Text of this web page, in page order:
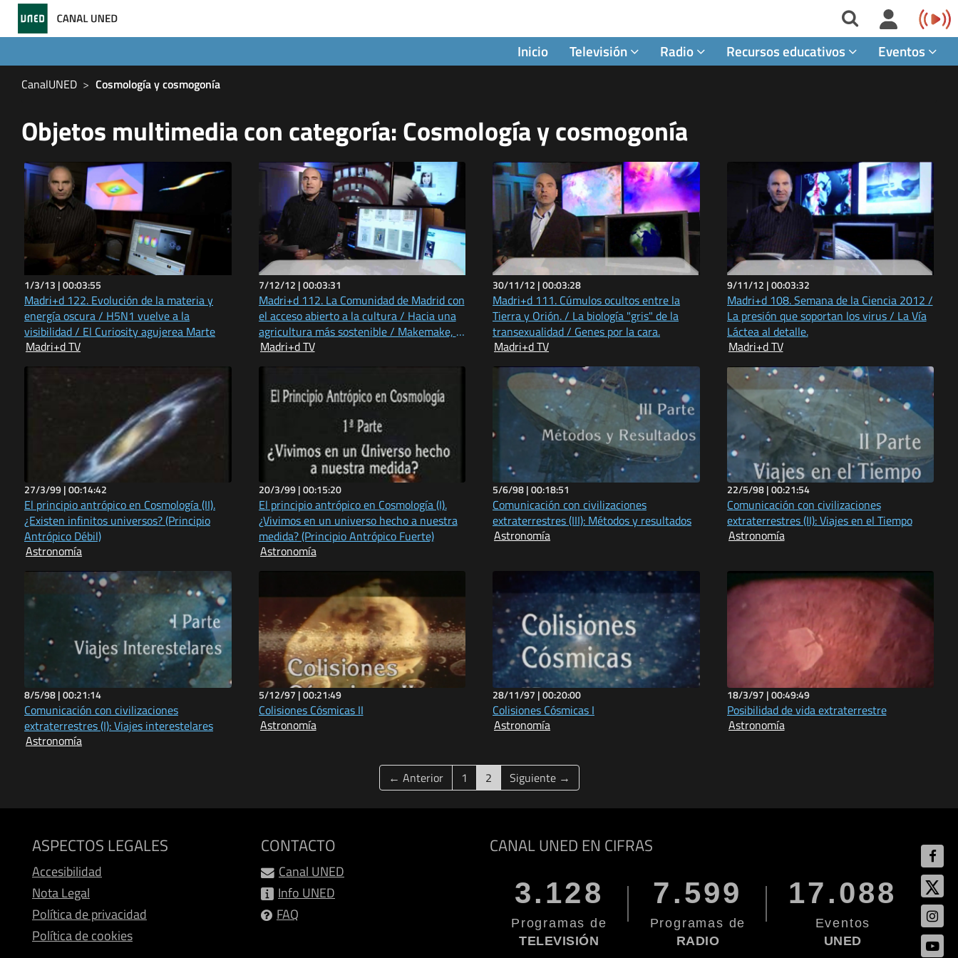
Inicio Televisión Radio Recursos educativos Eventos
CanalUNED Cosmología y cosmogonía
Objetos multimedia con categoría: Cosmología y cosmogonía
1/3/13 |00:03:55
Madri+d 122. Evolución de la materia y
energía oscura / H5N1 vuelve a la
visibilidad / El Curiosity agujerea Marte
Madri+d TV
7/12/12 |00:03:31
Madri+d 112. La Comunidad de Madrid con
el acceso abierto a la cultura / Hacia una
agricultura más sostenible / Makemake, el
planeta enano menos conocido...
Madri+d TV
30/11/12 |00:03:28
Madri+d 111. Cúmulos ocultos entre la
Tierra y Orión. / La biología "gris" de la
transexualidad / Genes por la cara.
Madri+d TV
9/11/12 |00:03:32
Madri+d 108. Semana de la Ciencia 2012 /
La presión que soportan los virus / La Vía
Láctea al detalle.
Madri+d TV
27/3/99 |00:14:42
El principio antrópico en Cosmología (II).
¿Existen infinitos universos? (Principio
Antrópico Débil)
Astronomía
20/3/99 |00:15:20
El principio antrópico en Cosmología (I).
¿Vivimos en un universo hecho a nuestra
medida? (Principio Antrópico Fuerte)
Astronomía
5/6/98 |00:18:51
Comunicación con civilizaciones
extraterrestres (III): Métodos y resultados
Astronomía
22/5/98 |00:21:54
Comunicación con civilizaciones
extraterrestres (II): Viajes en el Tiempo
Astronomía
8/5/98 |00:21:14
Comunicación con civilizaciones
extraterrestres (I): Viajes interestelares
Astronomía
5/12/97 |00:21:49
Colisiones Cósmicas II
Astronomía
28/11/97 |00:20:00
Colisiones Cósmicas I
Astronomía
18/3/97 |00:49:49
Posibilidad de vida extraterrestre
Astronomía
← Anterior 1 2(current)
Siguiente →
ASPECTOS LEGALES
Accesibilidad
Nota Legal
Política de privacidad
Política de cookies
CONTACTO
Canal UNED
Info UNED
FAQ
CANAL UNED EN CIFRAS
3.128
Programas de
TELEVISIÓN
7.599
Programas de
RADIO
17.088
Eventos
UNED